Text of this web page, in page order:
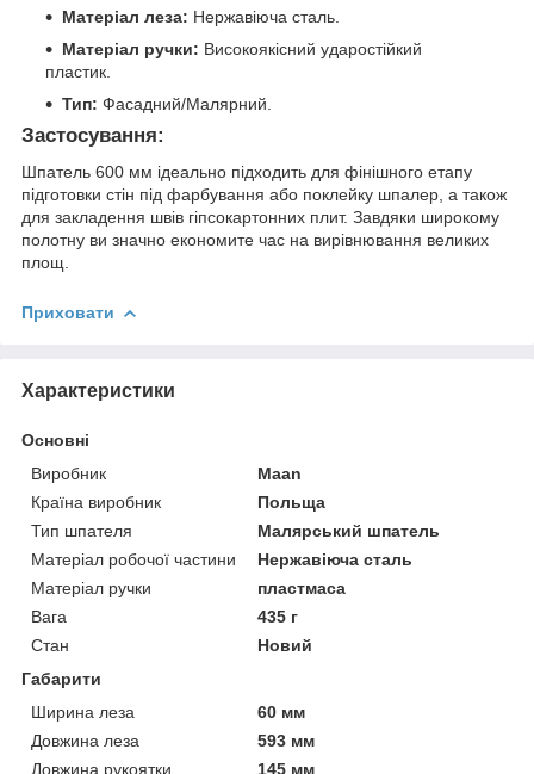
Матеріал леза: Нержавіюча сталь.
Матеріал ручки: Високоякісний ударостійкий
пластик.
Тип: Фасадний/Малярний.
Застосування:
Шпатель 600 мм ідеально підходить для фінішного етапу
підготовки стін під фарбування або поклейку шпалер, а також
для закладення швів гіпсокартонних плит. Завдяки широкому
полотну ви значно економите час на вирівнювання великих
площ.
Приховати
Характеристики
Основні
Виробник
Maan
Країна виробник
Польща
Тип шпателя
Малярський шпатель
Матеріал робочої частини
Нержавіюча сталь
Матеріал ручки
пластмаса
Вага
435 г
Стан
Новий
Габарити
Ширина леза
60 мм
Довжина леза
593 мм
Довжина рукоятки
145 мм